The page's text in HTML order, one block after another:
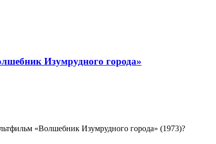
Изумрудного города»
«Волшебник Изумрудного города» (1973)?